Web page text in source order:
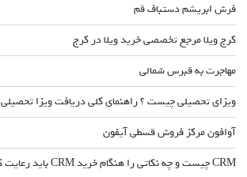
فرش ابریشم دستباف قم
کرج ویلا مرجع تخصصی خرید ویلا در کرج
مهاجرت به قبرس شمالی
ویزای تحصیلی چیست ؟ راهنمای کلی دریافت ویزا تحصیلی
آوافون مرکز فروش قسطی آیفون
CRM چیست و چه نکاتی را هنگام خرید CRM باید رعایت کرد؟